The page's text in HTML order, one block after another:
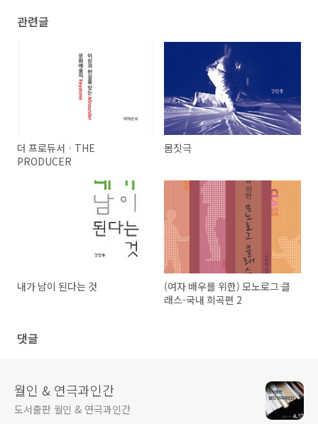
관련글
더 프로듀서 · THE
PRODUCER
몸짓극
내가 남이 된다는 것
(여자 배우를 위한) 모노로그 클
래스-국내 희곡편 2
댓글
월인 & 연극과인간
도서출판 월인 & 연극과인간